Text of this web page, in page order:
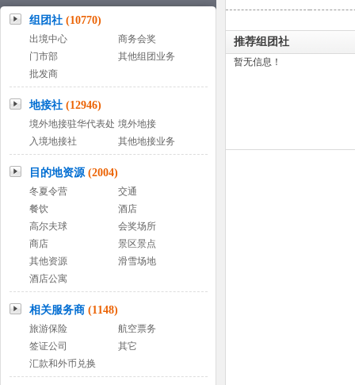
组团社 (10770)
出境中心
商务会奖
门市部
其他组团业务
批发商
地接社 (12946)
境外地接驻华代表处 境外地接
入境地接社
其他地接业务
目的地资源 (2004)
冬夏令营
交通
餐饮
酒店
高尔夫球
会奖场所
商店
景区景点
其他资源
滑雪场地
酒店公寓
相关服务商 (1148)
旅游保险
航空票务
签证公司
其它
汇款和外币兑换
推荐组团社
暂无信息！